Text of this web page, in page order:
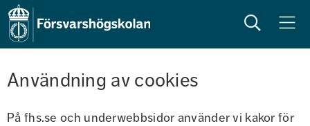
Sök Meny
Användning av cookies
På fhs.se och underwebbsidor använder vi kakor för